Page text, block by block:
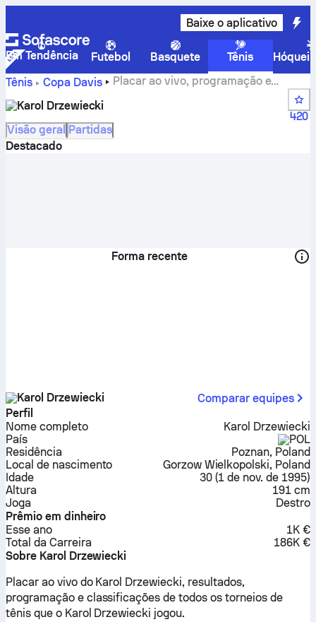
Baixe o aplicativo
Em Tendência Futebol Basquete Tênis
Hóquei
Tênis
Copa Davis
Placar ao vivo, programação e
Karol Drzewiecki
420
Visão geral Partidas
Destacado
Forma recente
Karol Drzewiecki
Comparar equipes
Perfil
Nome completo
Karol Drzewiecki
País
POL
Residência
Poznan, Poland
Local de nascimento
Gorzow Wielkopolski, Poland
Idade
30(1 de nov. de 1995)
Altura
191 cm
Joga
Destro
Prêmio em dinheiro
Esse ano
1K €
Total da Carreira
186K €
Sobre Karol Drzewiecki
Placar ao vivo do Karol Drzewiecki, resultados,
programação e classificações de todos os torneios de
tênis que o Karol Drzewiecki jogou.